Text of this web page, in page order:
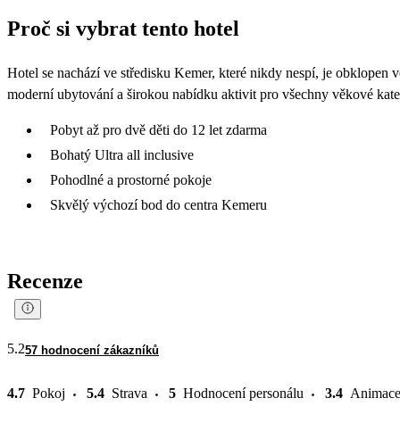
Proč si vybrat tento hotel
Hotel se nachází ve středisku Kemer, které nikdy nespí, je
moderní ubytování a širokou nabídku aktivit pro všechny věkové
Pobyt až pro dvě děti do 12 let zdarma
Bohatý Ultra all inclusive
Pohodlné a prostorné pokoje
Skvělý výchozí bod do centra Kemeru
Recenze
5.257 hodnocení zákazníků
4.7 Pokoj 5.4 Strava 5 Hodnocení personálu 3.4 Animace